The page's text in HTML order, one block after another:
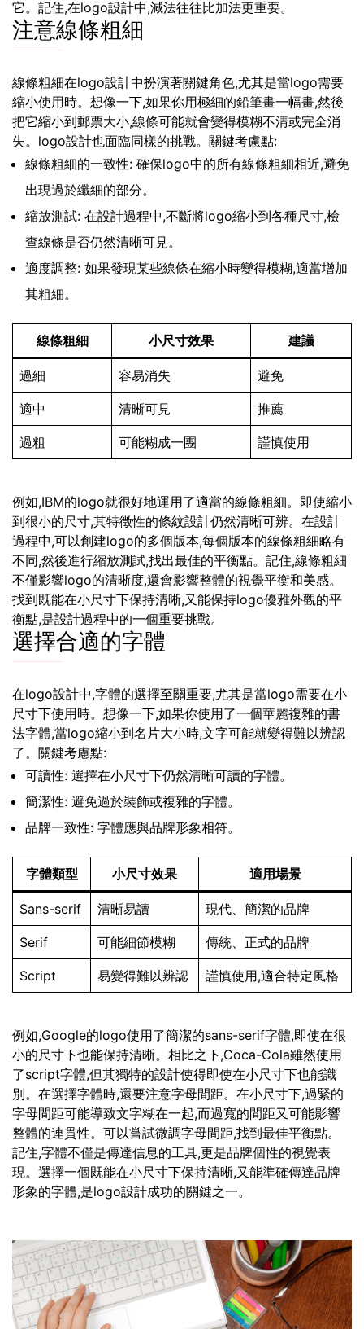
它。記住,在logo設計中,減法往往比加法更重要。
注意線條粗細
線條粗細在logo設計中扮演著關鍵角色,尤其是當logo需要
縮小使用時。想像一下,如果你用極細的鉛筆畫一幅畫,然後
把它縮小到郵票大小,線條可能就會變得模糊不清或完全消
失。logo設計也面臨同樣的挑戰。關鍵考慮點:
線條粗細的一致性: 確保logo中的所有線條粗細相近,避免
出現過於纖細的部分。
縮放測試: 在設計過程中,不斷將logo縮小到各種尺寸,檢
查線條是否仍然清晰可見。
適度調整: 如果發現某些線條在縮小時變得模糊,適當增加
其粗細。
線條粗細 小尺寸效果 建議
過細 容易消失 避免
適中 清晰可見 推薦
過粗 可能糊成一團 謹慎使用
例如,IBM的logo就很好地運用了適當的線條粗細。即使縮小
到很小的尺寸,其特徵性的條紋設計仍然清晰可辨。在設計
過程中,可以創建logo的多個版本,每個版本的線條粗細略有
不同,然後進行縮放測試,找出最佳的平衡點。記住,線條粗細
不僅影響logo的清晰度,還會影響整體的視覺平衡和美感。
找到既能在小尺寸下保持清晰,又能保持logo優雅外觀的平
衡點,是設計過程中的一個重要挑戰。
選擇合適的字體
在logo設計中,字體的選擇至關重要,尤其是當logo需要在小
尺寸下使用時。想像一下,如果你使用了一個華麗複雜的書
法字體,當logo縮小到名片大小時,文字可能就變得難以辨認
了。關鍵考慮點:
可讀性: 選擇在小尺寸下仍然清晰可讀的字體。
簡潔性: 避免過於裝飾或複雜的字體。
品牌一致性: 字體應與品牌形象相符。
字體類型 小尺寸效果 適用場景
Sans-serif 清晰易讀 現代、簡潔的品牌
Serif 可能細節模糊 傳統、正式的品牌
Script 易變得難以辨認 謹慎使用,適合特定風格
例如,Google的logo使用了簡潔的sans-serif字體,即使在很
小的尺寸下也能保持清晰。相比之下,Coca-Cola雖然使用
了script字體,但其獨特的設計使得即使在小尺寸下也能識
別。在選擇字體時,還要注意字母間距。在小尺寸下,過緊的
字母間距可能導致文字糊在一起,而過寬的間距又可能影響
整體的連貫性。可以嘗試微調字母間距,找到最佳平衡點。
記住,字體不僅是傳達信息的工具,更是品牌個性的視覺表
現。選擇一個既能在小尺寸下保持清晰,又能準確傳達品牌
形象的字體,是logo設計成功的關鍵之一。